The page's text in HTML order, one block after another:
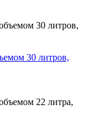
30 литров,